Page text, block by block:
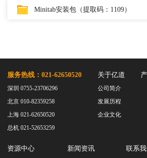
Minitab安装包（提取码：1109）
服务热线：021-62650520
深圳 0755-23706296
北京 010-82359258
上海 021-62650520
总机 021-52653259
关于亿道
公司简介
发展历程
企业文化
资源中心 新闻资讯 联系我